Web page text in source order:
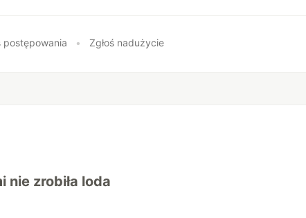
postępowania • Zgłoś nadużycie
nie zrobiła loda